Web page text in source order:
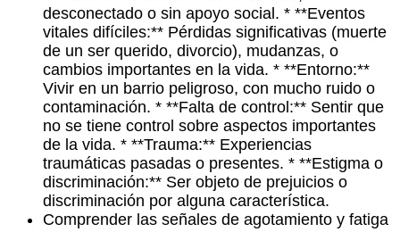
desconectado o sin apoyo social. * **Eventos
vitales difíciles:** Pérdidas significativas (muerte
de un ser querido, divorcio), mudanzas, o
cambios importantes en la vida. * **Entorno:**
Vivir en un barrio peligroso, con mucho ruido o
contaminación. * **Falta de control:** Sentir que
no se tiene control sobre aspectos importantes
de la vida. * **Trauma:** Experiencias
traumáticas pasadas o presentes. * **Estigma o
discriminación:** Ser objeto de prejuicios o
discriminación por alguna característica.
Comprender las señales de agotamiento y fatiga